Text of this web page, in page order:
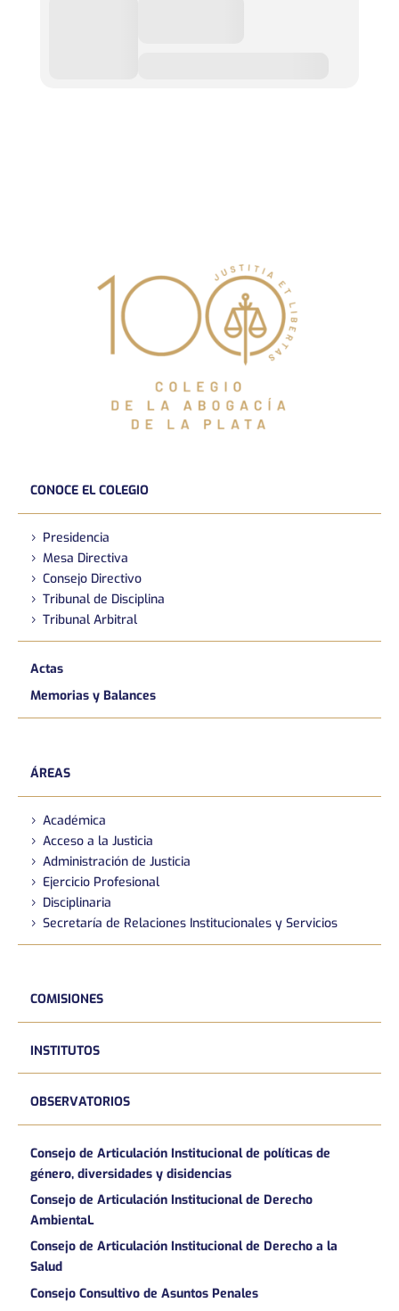
CONOCE EL COLEGIO
Presidencia
Mesa Directiva
Consejo Directivo
Tribunal de Disciplina
Tribunal Arbitral
Actas
Memorias y Balances
ÁREAS
Académica
Acceso a la Justicia
Administración de Justicia
Ejercicio Profesional
Disciplinaria
Secretaría de Relaciones Institucionales y Servicios
COMISIONES
INSTITUTOS
OBSERVATORIOS
Consejo de Articulación Institucional de políticas de
género, diversidades y disidencias
Consejo de Articulación Institucional de Derecho
AmbientaL
Consejo de Articulación Institucional de Derecho a la
Salud
Consejo Consultivo de Asuntos Penales